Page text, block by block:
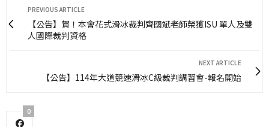
PREVIOUS ARTICLE
【公告】賀！本會花式滑冰裁判齊國斌老師榮獲ISU 單人及雙
人國際裁判資格
NEXT ARTICLE
【公告】114年大道競速滑冰C級裁判講習會-報名開始
0